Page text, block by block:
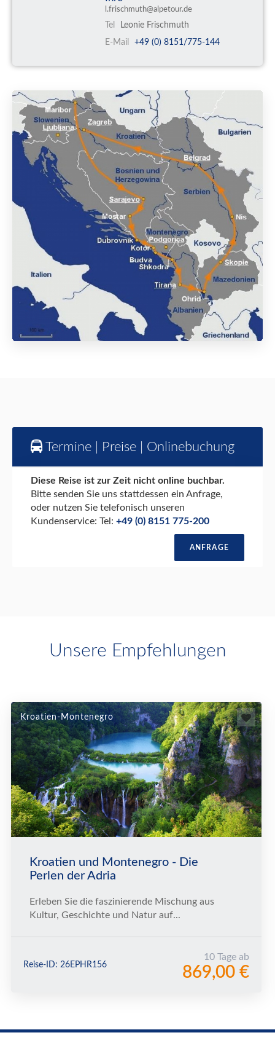
l.frischmuth@alpetour.de
Tel
Leonie Frischmuth
E-Mail
+49 (0) 8151/775-144
Termine | Preise | Onlinebuchung
Diese Reise ist zur Zeit nicht online buchbar.
Bitte senden Sie uns stattdessen ein Anfrage,
oder nutzen Sie telefonisch unseren
Kundenservice: Tel: +49 (0) 8151 775-200
ANFRAGE
Unsere Empfehlungen
Kroatien-Montenegro
Kroatien und Montenegro - Die
Perlen der Adria
Erleben Sie die faszinierende Mischung aus
Kultur, Geschichte und Natur auf...
Reise-ID: 26EPHR156
10 Tage ab
869,00 €